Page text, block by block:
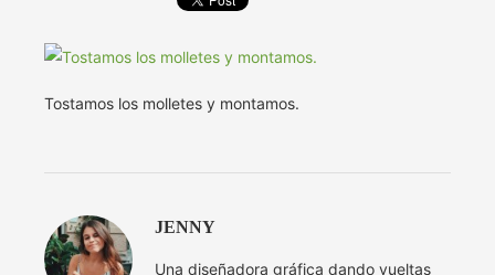
Tostamos los molletes y montamos.
JENNY
Una diseñadora gráfica dando vueltas